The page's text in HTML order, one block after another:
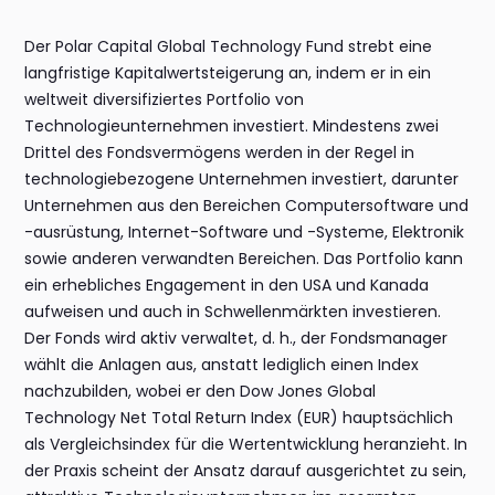
Der Polar Capital Global Technology Fund strebt eine
langfristige Kapitalwertsteigerung an, indem er in ein
weltweit diversifiziertes Portfolio von
Technologieunternehmen investiert. Mindestens zwei
Drittel des Fondsvermögens werden in der Regel in
technologiebezogene Unternehmen investiert, darunter
Unternehmen aus den Bereichen Computersoftware und
-ausrüstung, Internet-Software und -Systeme, Elektronik
sowie anderen verwandten Bereichen. Das Portfolio kann
ein erhebliches Engagement in den USA und Kanada
aufweisen und auch in Schwellenmärkten investieren.
Der Fonds wird aktiv verwaltet, d. h., der Fondsmanager
wählt die Anlagen aus, anstatt lediglich einen Index
nachzubilden, wobei er den Dow Jones Global
Technology Net Total Return Index (EUR) hauptsächlich
als Vergleichsindex für die Wertentwicklung heranzieht. In
der Praxis scheint der Ansatz darauf ausgerichtet zu sein,